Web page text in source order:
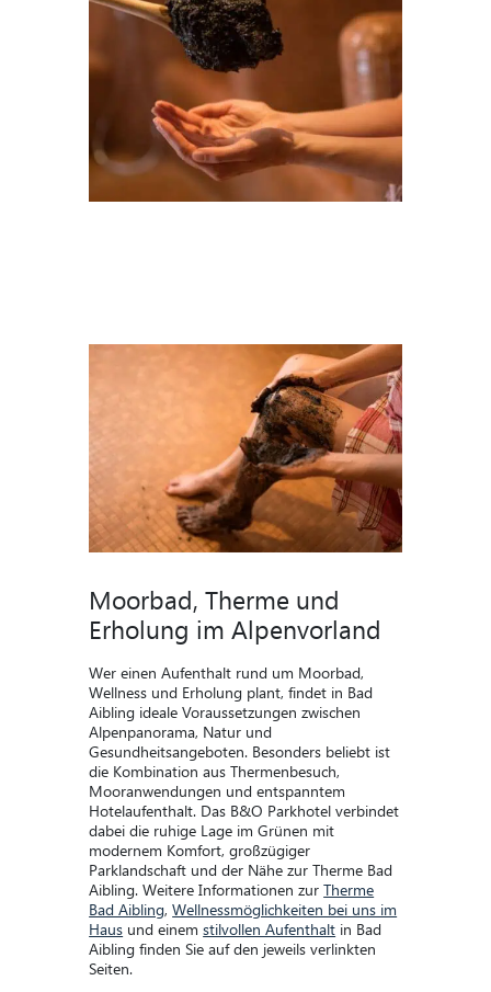
Moorbad, Therme und
Erholung im Alpenvorland
Wer einen Aufenthalt rund um Moorbad,
Wellness und Erholung plant, findet in Bad
Aibling ideale Voraussetzungen zwischen
Alpenpanorama, Natur und
Gesundheitsangeboten. Besonders beliebt ist
die Kombination aus Thermenbesuch,
Mooranwendungen und entspanntem
Hotelaufenthalt. Das B&O Parkhotel verbindet
dabei die ruhige Lage im Grünen mit
modernem Komfort, großzügiger
Parklandschaft und der Nähe zur Therme Bad
Aibling. Weitere Informationen zurTherme
Bad Aibling,Wellnessmöglichkeiten bei uns im
Haus und einemstilvollen Aufenthalt in Bad
Aibling finden Sie auf den jeweils verlinkten
Seiten.